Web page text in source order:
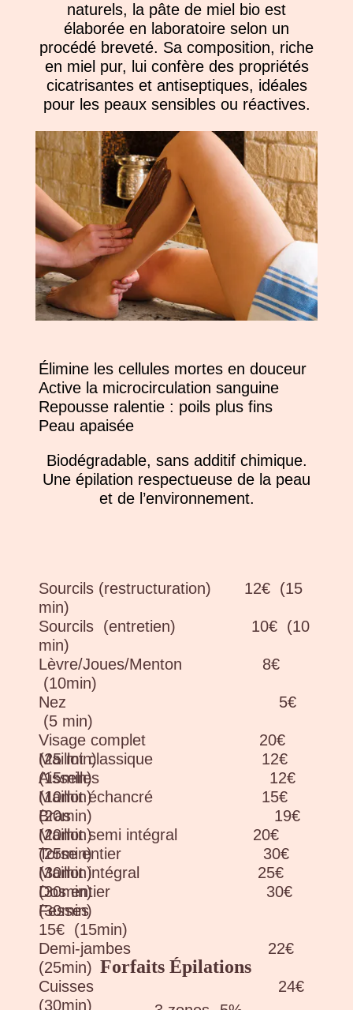
Élimine les cellules mortes en douceur
Active la microcirculation sanguine
Repousse ralentie : poils plus fins
Peau apaisée
Biodégradable, sans additif chimique.
Une épilation respectueuse de la peau
et de l’environnement.
naturels, la pâte de miel bio est
élaborée en laboratoire selon un
procédé breveté. Sa composition, riche
en miel pur, lui confère des propriétés
cicatrisantes et antiseptiques, idéales
pour les peaux sensibles ou réactives.
Sourcils (restructuration) 12€ (15
min)
Sourcils (entretien) 10€ (10
min)
Lèvre/Joues/Menton 8€
(10min)
Nez 5€
(5 min)
Visage complet 20€
(25 min)
Aisselles 12€
(10min)
Bras 19€
(20min)
Torse entier 30€
(30min)
Dos entier 30€
(30min)
Maillot classique 12€
(15min)
Maillot échancré 15€
(20min)
Maillot semi intégral 20€
(25min)
Maillot intégral 25€
(30min)
Fesses
15€ (15min)
Demi-jambes 22€
(25min)
Cuisses 24€
(30min)
Forfaits Épilations